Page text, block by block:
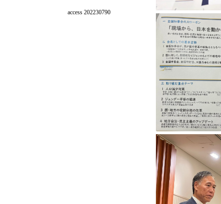
access 202230790